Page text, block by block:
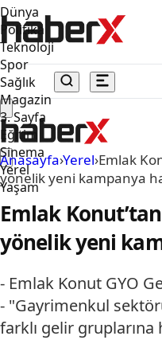
Dünya
Politika
Teknoloji
Spor
Sağlık
Magazin
3. Sayfa
Eğitim
Sinema
Yerel
Yaşam
Anasayfa›Yerel›Emlak
yönelik yeni kampanya
Emlak
yönelik yeni
- Emlak Konut GYO
- "Gayrimenkul
farklı gelir gruplarına